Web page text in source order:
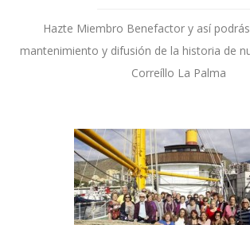
Hazte Miembro Benefactor y así
mantenimiento y difusión de la historia de
Correíllo La Palma